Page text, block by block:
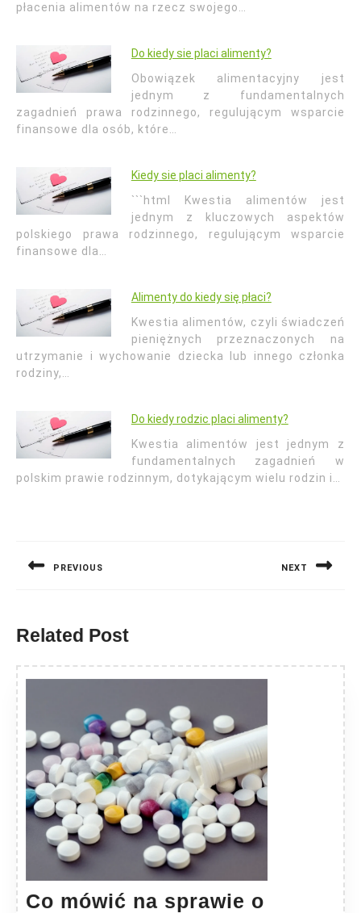
płacenia alimentów na rzecz swojego…
Do kiedy sie placi alimenty?
Obowiązek alimentacyjny jest
jednym z fundamentalnych
zagadnień prawa rodzinnego, regulującym wsparcie
finansowe dla osób, które…
Kiedy sie placi alimenty?
```html Kwestia alimentów jest
jednym z kluczowych aspektów
polskiego prawa rodzinnego, regulującym wsparcie
finansowe dla…
Alimenty do kiedy się płaci?
Kwestia alimentów, czyli świadczeń
pieniężnych przeznaczonych na
utrzymanie i wychowanie dziecka lub innego członka
rodziny,…
Do kiedy rodzic placi alimenty?
Kwestia alimentów jest jednym z
fundamentalnych zagadnień w
polskim prawie rodzinnym, dotykającym wielu rodzin i…
PREVIOUS NEXT
Related Post
Co mówić na sprawie o